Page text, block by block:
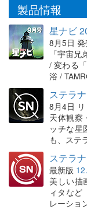
製品情報
星ナビ
8月5日 発
「宇宙
/ 変わる
浴 /
ステラ
8月4日 リ
天体観察
ッチな星
も、ステ
ステラ
最新版
美しい描
ィタなど
レーショ